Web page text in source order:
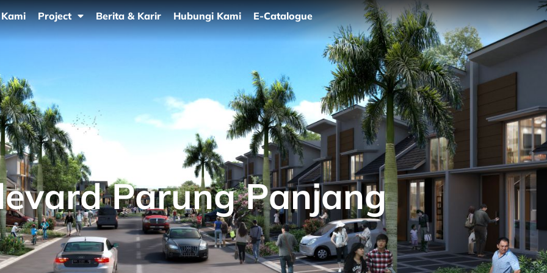
Project Berita & Karir Hubungi Kami E-Catalogue
Parung Panjang